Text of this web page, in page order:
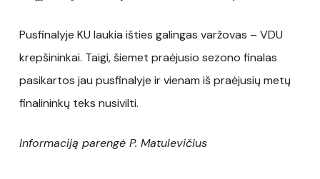
Pusfinalyje KU laukia išties galingas varžovas – VDU
krepšininkai. Taigi, šiemet praėjusio sezono finalas
pasikartos jau pusfinalyje ir vienam iš praėjusių metų
finalininkų teks nusivilti.
Informaciją parengė P. Matulevičius